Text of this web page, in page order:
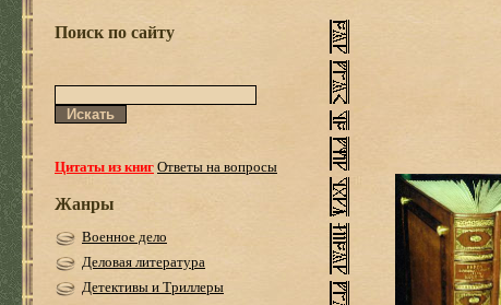
Поиск по сайту
Цитаты из книгОтветы на вопросы
Жанры
Военное дело
Деловая литература
Детективы и Триллеры